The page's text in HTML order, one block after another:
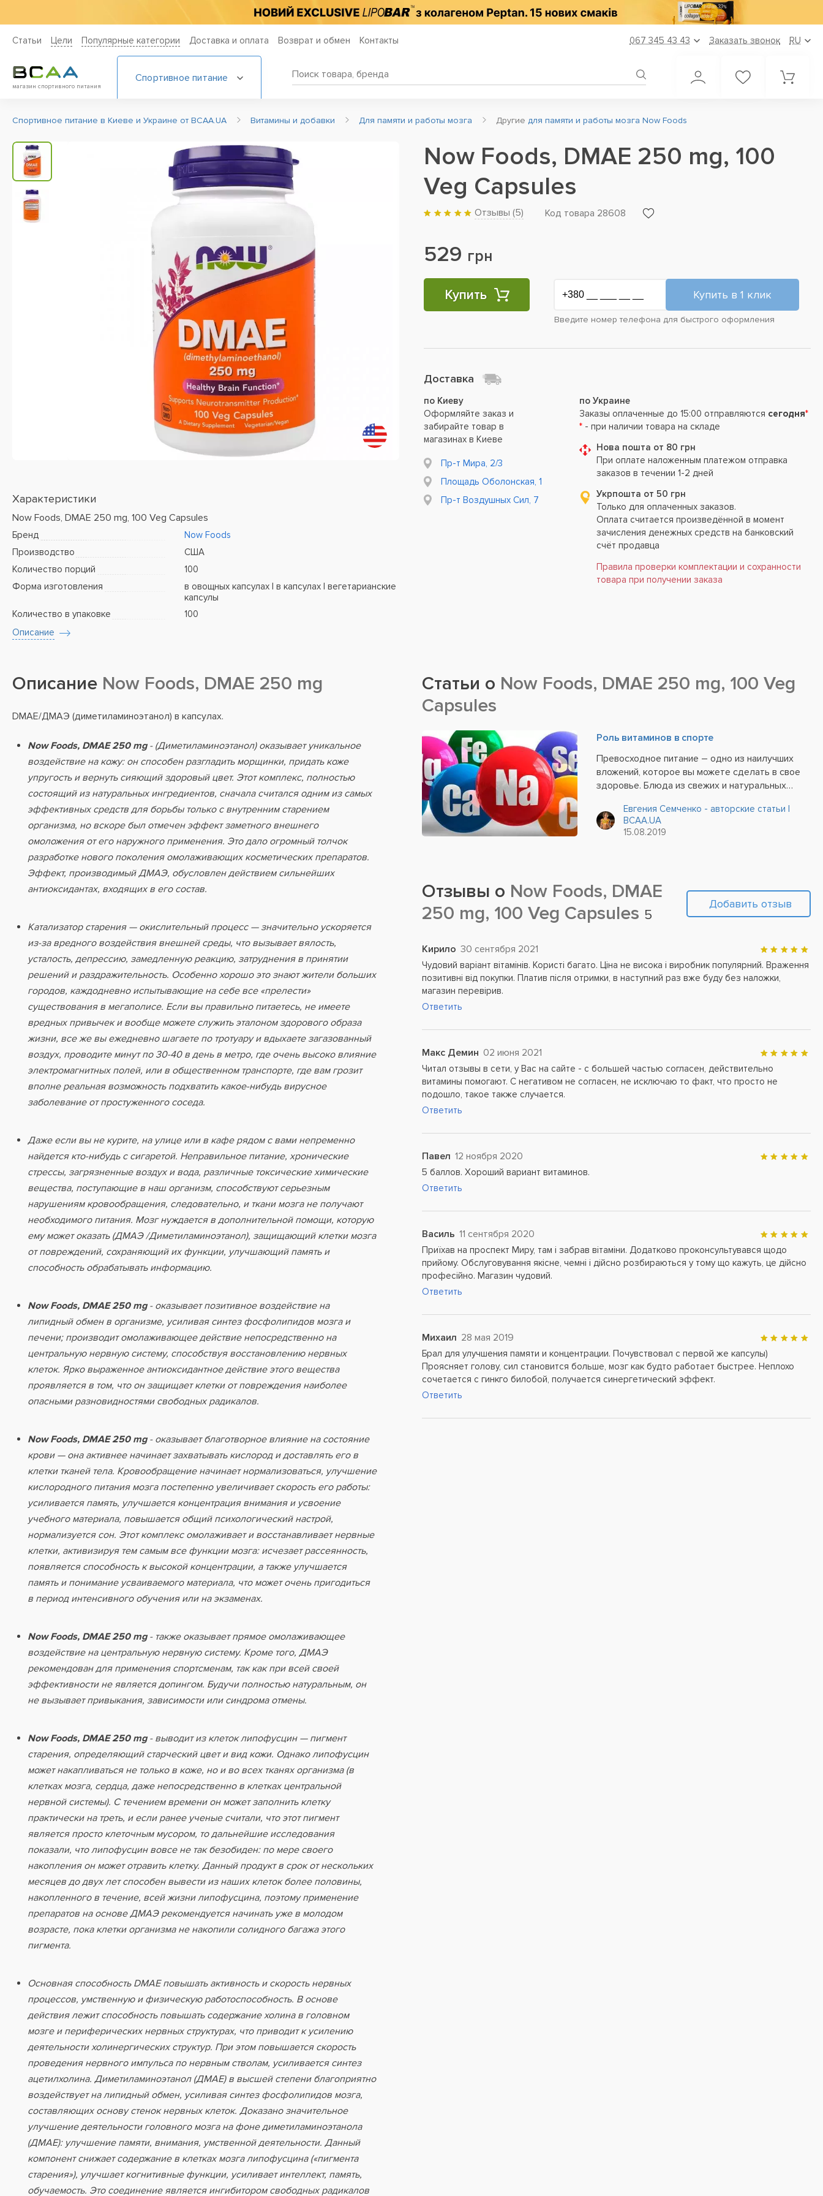
Статьи Цели Популярные категории Доставка и оплата Возврат и обмен Контакты 067 345 43 43 Заказать звонок RU
магазин спортивного питания
Спортивное питание
Спортивное питание в Киеве и Украине от BCAA.UA Витамины и добавки Для памяти и работы мозга Другие для памяти и работы мозга Now Foods
Характеристики
Now Foods, DMAE 250 mg, 100 Veg Capsules
Бренд
Now Foods
Производство
США
Количество порций
100
Форма изготовления
в овощных капсулах | в капсулах | вегетарианские
капсулы
Количество в упаковке
100
Описание
Now Foods, DMAE 250 mg, 100
Veg Capsules
Отзывы (5) Код товара 28608
529 грн
Купить
Введите номер телефона для быстрого оформления
Доставка
по Киеву
Оформляйте заказ и
забирайте товар в
магазинах в Киеве
Пр-т Мира, 2/3
Площадь Оболонская, 1
Пр-т Воздушных Сил, 7
по Украине
Заказы оплаченные до 15:00 отправляются сегодня*
* - при наличии товара на складе
Нова пошта от 80 грн
При оплате наложенным платежом отправка
заказов в течении 1-2 дней
Укрпошта от 50 грн
Только для оплаченных заказов.
Оплата считается произведённой в момент
зачисления денежных средств на банковский
счёт продавца
Правила проверки комплектации и сохранности
товара при получении заказа
Описание Now Foods, DMAE 250 mg
DMAE/ДМАЭ (диметиламиноэтанол) в капсулах.
Now Foods, DMAE 250 mg- (Диметиламиноэтанол) оказывает уникальное
воздействие на кожу: он способен разгладить морщинки, придать коже
упругость и вернуть сияющий здоровый цвет. Этот комплекс, полностью
состоящий из натуральных ингредиентов, сначала считался одним из самых
эффективных средств для борьбы только с внутренним старением
организма, но вскоре был отмечен эффект заметного внешнего
омоложения от его наружного применения. Это дало огромный толчок
разработке нового поколения омолаживающих косметических препаратов.
Эффект, производимый ДМАЭ, обусловлен действием сильнейших
антиоксидантах, входящих в его состав.
Катализатор старения — окислительный процесс — значительно ускоряется
из-за вредного воздействия внешней среды, что вызывает вялость,
усталость, депрессию, замедленную реакцию, затруднения в принятии
решений и раздражительность. Особенно хорошо это знают жители больших
городов, каждодневно испытывающие на себе все «прелести»
существования в мегаполисе. Если вы правильно питаетесь, не имеете
вредных привычек и вообще можете служить эталоном здорового образа
жизни, все же вы ежедневно шагаете по тротуару и вдыхаете загазованный
воздух, проводите минут по 30-40 в день в метро, где очень высоко влияние
электромагнитных полей, или в общественном транспорте, где вам грозит
вполне реальная возможность подхватить какое-нибудь вирусное
заболевание от простуженного соседа.
Даже если вы не курите, на улице или в кафе рядом с вами непременно
найдется кто-нибудь с сигаретой. Неправильное питание, хронические
стрессы, загрязненные воздух и вода, различные токсические химические
вещества, поступающие в наш организм, способствуют серьезным
нарушениям кровообращения, следовательно, и ткани мозга не получают
необходимого питания. Мозг нуждается в дополнительной помощи, которую
ему может оказать (ДМАЭ /Диметиламиноэтанол), защищающий клетки мозга
от повреждений, сохраняющий их функции, улучшающий память и
способность обрабатывать информацию.
Now Foods, DMAE 250 mg- оказывает позитивное воздействие на
липидный обмен в организме, усиливая синтез фосфолипидов мозга и
печени; производит омолаживающее действие непосредственно на
центральную нервную систему, способствуя восстановлению нервных
клеток. Ярко выраженное антиоксидантное действие этого вещества
проявляется в том, что он защищает клетки от повреждения наиболее
опасными разновидностями свободных радикалов.
Now Foods, DMAE 250 mg- оказывает благотворное влияние на состояние
крови — она активнее начинает захватывать кислород и доставлять его в
клетки тканей тела. Кровообращение начинает нормализоваться, улучшение
кислородного питания мозга постепенно увеличивает скорость его работы:
усиливается память, улучшается концентрация внимания и усвоение
учебного материала, повышается общий психологический настрой,
нормализуется сон. Этот комплекс омолаживает и восстанавливает нервные
клетки, активизируя тем самым все функции мозга: исчезает рассеянность,
появляется способность к высокой концентрации, а также улучшается
память и понимание усваиваемого материала, что может очень пригодиться
в период интенсивного обучения или на экзаменах.
Now Foods, DMAE 250 mg- также оказывает прямое омолаживающее
воздействие на центральную нервную систему. Кроме того, ДМАЭ
рекомендован для применения спортсменам, так как при всей своей
эффективности не является допингом. Будучи полностью натуральным, он
не вызывает привыкания, зависимости или синдрома отмены.
Now Foods, DMAE 250 mg- выводит из клеток липофусцин — пигмент
старения, определяющий старческий цвет и вид кожи. Однако липофусцин
может накапливаться не только в коже, но и во всех тканях организма (в
клетках мозга, сердца, даже непосредственно в клетках центральной
нервной системы). С течением времени он может заполнить клетку
практически на треть, и если ранее ученые считали, что этот пигмент
является просто клеточным мусором, то дальнейшие исследования
показали, что липофусцин вовсе не так безобиден: по мере своего
накопления он может отравить клетку. Данный продукт в срок от нескольких
месяцев до двух лет способен вывести из наших клеток более половины,
накопленного в течение, всей жизни липофусцина, поэтому применение
препаратов на основе ДМАЭ рекомендуется начинать уже в молодом
возрасте, пока клетки организма не накопили солидного багажа этого
пигмента.
Основная способность DMAE повышать активность и скорость нервных
процессов, умственную и физическую работоспособность. В основе
действия лежит способность повышать содержание холина в головном
мозге и периферических нервных структурах, что приводит к усилению
деятельности холинергических структур. При этом повышается скорость
проведения нервного импульса по нервным стволам, усиливается синтез
ацетилхолина. Диметиламиноэтанол (ДМАЕ) в высшей степени благоприятно
воздействует на липидный обмен, усиливая синтез фосфолипидов мозга,
составляющих основу стенок нервных клеток. Доказано значительное
улучшение деятельности головного мозга на фоне диметиламиноэтанола
(ДМАЕ): улучшение памяти, внимания, умственной деятельности. Данный
компонент снижает содержание в клетках мозга липофусцина («пигмента
старения»), улучшает когнитивные функции, усиливает интеллект, память,
обучаемость. Это соединение является ингибитором свободных радикалов
Статьи о Now Foods, DMAE 250 mg, 100 Veg
Capsules
Роль витаминов в спорте
Превосходное питание – одно из наилучших
вложений, которое вы можете сделать в свое
здоровье. Блюда из свежих и натуральных
самочувствие и настроение, но и отлично
сказываются на физическом состоянии и
Евгения Семченко - авторские статьи |
BCAA.UA
15.08.2019
Отзывы о Now Foods, DMAE
250 mg, 100 Veg Capsules 5
Добавить отзыв
Кирило 30 сентября 2021
Чудовий варіант вітамінів. Користі багато. Ціна не висока і виробник популярний. Враження
позитивні від покупки. Платив після отримки, в наступний раз вже буду без наложки,
магазин перевірив.
Ответить
Макс Демин 02 июня 2021
Читал отзывы в сети, у Вас на сайте - с большей частью согласен, действительно
витамины помогают. С негативом не согласен, не исключаю то факт, что просто не
подошло, такое также случается.
Ответить
Павел 12 ноября 2020
5 баллов. Хороший вариант витаминов.
Ответить
Василь 11 сентября 2020
Приїхав на проспект Миру, там і забрав вітаміни. Додатково проконсультувався щодо
прийому. Обслуговування якісне, чемні і дійсно розбираються у тому що кажуть, це дійсно
професійно. Магазин чудовий.
Ответить
Михаил 28 мая 2019
Брал для улучшения памяти и концентрации. Почувствовал с первой же капсулы)
Проясняет голову, сил становится больше, мозг как будто работает быстрее. Неплохо
сочетается с гинкго билобой, получается синергетический эффект.
Ответить